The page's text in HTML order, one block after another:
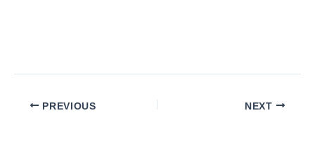
PREVIOUS NEXT